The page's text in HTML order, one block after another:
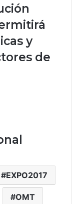
y
de
EXPO2017
OMT